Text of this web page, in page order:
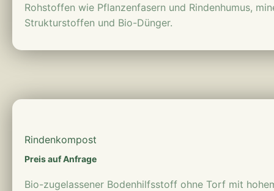
Rohstoffen wie Pflanzenfasern und Rindenhumus,
Strukturstoffen und Bio-Dünger.
Rindenkompost
Preis auf Anfrage
Bio-zugelassener Bodenhilfsstoff ohne Torf mit